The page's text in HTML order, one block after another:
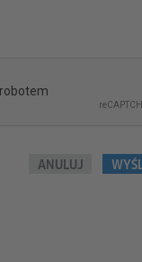
ANULUJ